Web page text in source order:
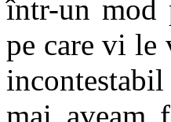
într-un mod
pe care vi le
mai aveam